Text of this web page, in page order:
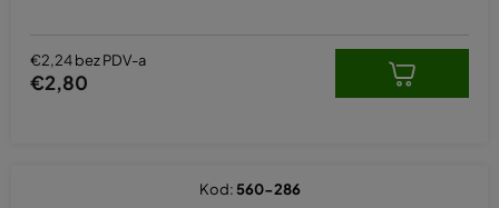
€2,24 bez PDV-a
€2,80
Kod: 560-286